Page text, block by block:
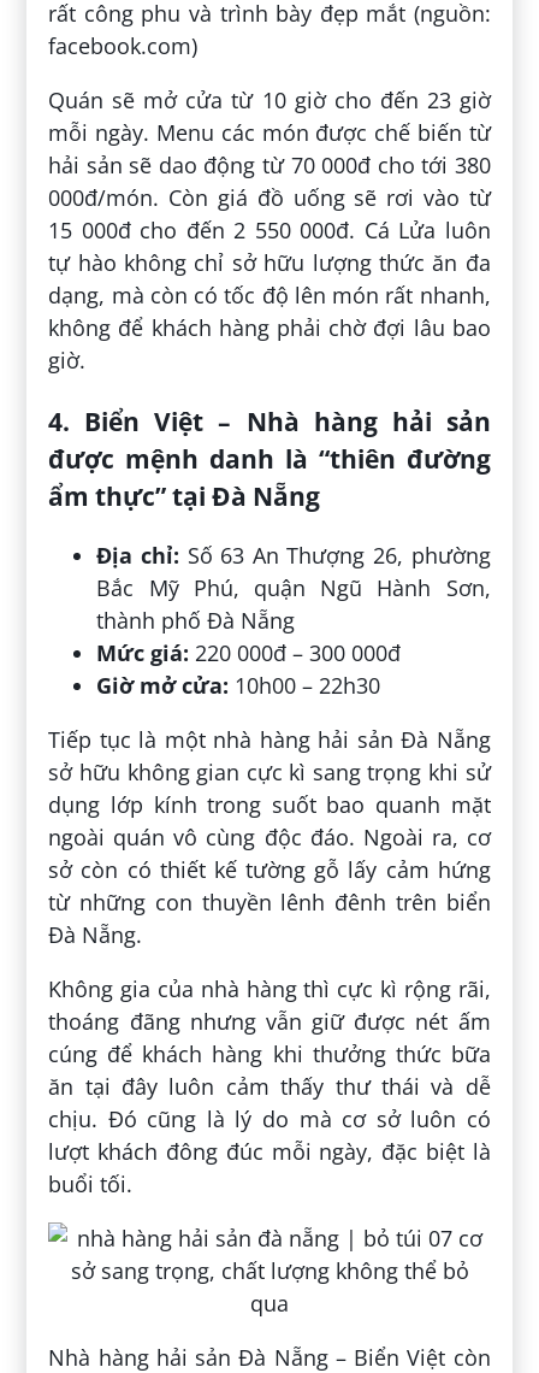
rất công phu và trình bày đẹp mắt (nguồn:
facebook.com)
Quán sẽ mở cửa từ 10 giờ cho đến 23 giờ
mỗi ngày. Menu các món được chế biến từ
hải sản sẽ dao động từ 70 000đ cho tới 380
000đ/món. Còn giá đồ uống sẽ rơi vào từ
15 000đ cho đến 2 550 000đ. Cá Lửa luôn
tự hào không chỉ sở hữu lượng thức ăn đa
dạng, mà còn có tốc độ lên món rất nhanh,
không để khách hàng phải chờ đợi lâu bao
giờ.
4. Biển Việt – Nhà hàng hải sản
được mệnh danh là “thiên đường
ẩm thực” tại Đà Nẵng
Địa chỉ: Số 63 An Thượng 26, phường
Bắc Mỹ Phú, quận Ngũ Hành Sơn,
thành phố Đà Nẵng
Mức giá: 220 000đ – 300 000đ
Giờ mở cửa: 10h00 – 22h30
Tiếp tục là một nhà hàng hải sản Đà Nẵng
sở hữu không gian cực kì sang trọng khi sử
dụng lớp kính trong suốt bao quanh mặt
ngoài quán vô cùng độc đáo. Ngoài ra, cơ
sở còn có thiết kế tường gỗ lấy cảm hứng
từ những con thuyền lênh đênh trên biển
Đà Nẵng.
Không gia của nhà hàng thì cực kì rộng rãi,
thoáng đãng nhưng vẫn giữ được nét ấm
cúng để khách hàng khi thưởng thức bữa
ăn tại đây luôn cảm thấy thư thái và dễ
chịu. Đó cũng là lý do mà cơ sở luôn có
lượt khách đông đúc mỗi ngày, đặc biệt là
buổi tối.
Nhà hàng hải sản Đà Nẵng – Biển Việt còn